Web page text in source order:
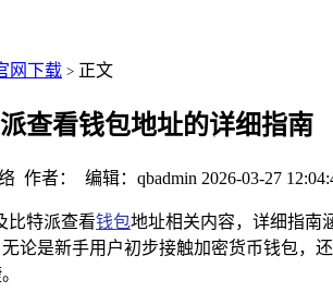
网下载 > 正文
查看钱包地址的详细指南
作者： 编辑：qbadmin 2026-03-27
比特派查看钱包地址相关内容，详细指南
论是新手用户初步接触加密货币钱包，